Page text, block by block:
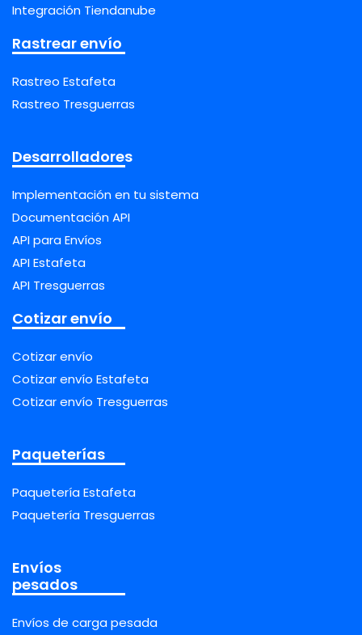
Integración Tiendanube
Rastrear envío
Rastreo Estafeta
Rastreo Tresguerras
Desarrolladores
Implementación en tu sistema
Documentación API
API para Envíos
API Estafeta
API Tresguerras
Cotizar envío
Cotizar envío
Cotizar envío Estafeta
Cotizar envío Tresguerras
Paqueterías
Paquetería Estafeta
Paquetería Tresguerras
Envíos
pesados
Envíos de carga pesada